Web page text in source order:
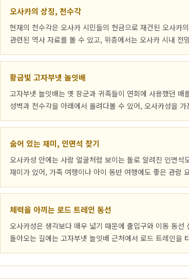
오사카의 상징, 천수각
현재의 천수각은 오사카 시민들의 헌금으로 재건된 오사카
관련된 역사 자료를 볼 수 있고, 위층에서는 오사카 시내 전
황금빛 고자부넷 놀잇배
고자부넷 놀잇배는 옛 장군과 귀족들이 연회에 사용했던
성벽과 천수각을 아래에서 올려다볼 수 있어, 오사카성을
숨어 있는 재미, 인면석 찾기
오사카성 안에는 사람 얼굴처럼 보이는 돌로 알려진 인면
재미가 있어, 가족 여행이나 아이 동반 여행에도 좋은 관람
체력을 아끼는 로드 트레인 동선
오사카성은 생각보다 매우 넓기 때문에 출입구와 이동 동
돌아오는 길에는 고자부넷 놀잇배 근처에서 로드 트레인을